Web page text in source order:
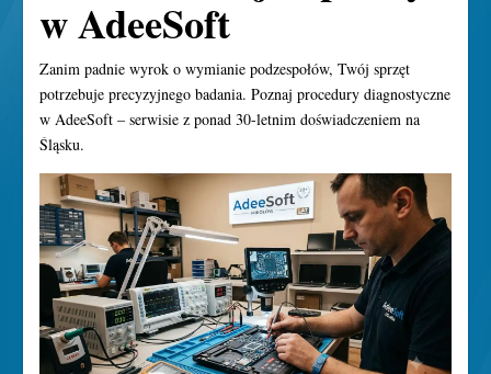
w AdeeSoft
Zanim padnie wyrok o wymianie podzespołów, Twój sprzęt
potrzebuje precyzyjnego badania. Poznaj procedury diagnostyczne
w AdeeSoft – serwisie z ponad 30-letnim doświadczeniem na
Śląsku.